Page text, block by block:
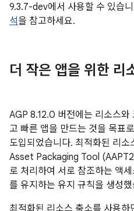
9.3.7-dev에서 사용할 수 있습
석을 참고하세요.
더 작은 앱을 위한 리
AGP 8.12.0 버전에는 리소스
고 빠른 앱을 만드는 것을 목표
도입되었습니다. 최적화된 리
Asset Packaging Tool
로 처리하여 서로 참조하는 액
를 유지하는 유지 규칙을 생성
최적화된 리소스 축소를 사용하